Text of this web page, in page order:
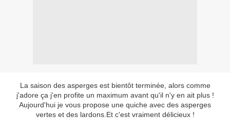
La saison des asperges est bientôt terminée, alors comme
j'adore ça j'en profite un maximum avant qu'il n'y en ait plus !
Aujourd'hui je vous propose une quiche avec des asperges
vertes et des lardons.Et c'est vraiment délicieux !